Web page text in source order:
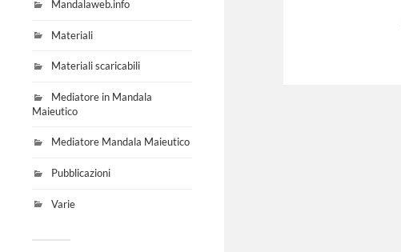
Mandalaweb.info
Materiali
Materiali scaricabili
Mediatore in Mandala
Maieutico
Mediatore Mandala Maieutico
Pubblicazioni
Varie